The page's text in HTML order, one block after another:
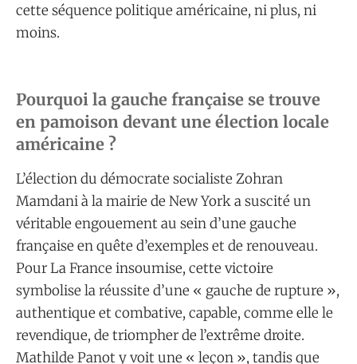
cette séquence politique américaine, ni plus, ni
moins.
Pourquoi la gauche française se trouve
en pamoison devant une élection locale
américaine ?
L’élection du démocrate socialiste Zohran
Mamdani à la mairie de New York a suscité un
véritable engouement au sein d’une gauche
française en quête d’exemples et de renouveau.
Pour La France insoumise, cette victoire
symbolise la réussite d’une « gauche de rupture »,
authentique et combative, capable, comme elle le
revendique, de triompher de l’extrême droite.
Mathilde Panot y voit une « leçon », tandis que